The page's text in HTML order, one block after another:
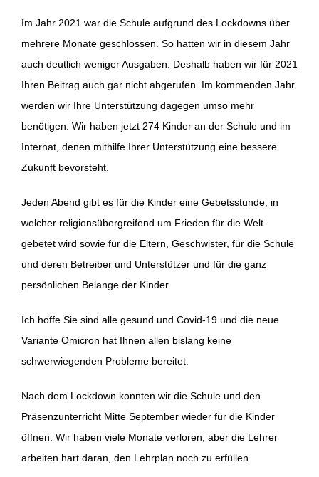
Im Jahr 2021 war die Schule aufgrund des Lockdowns über
mehrere Monate geschlossen. So hatten wir in diesem Jahr
auch deutlich weniger Ausgaben. Deshalb haben wir für 2021
Ihren Beitrag auch gar nicht abgerufen. Im kommenden Jahr
werden wir Ihre Unterstützung dagegen umso mehr
benötigen. Wir haben jetzt 274 Kinder an der Schule und im
Internat, denen mithilfe Ihrer Unterstützung eine bessere
Zukunft bevorsteht.
Jeden Abend gibt es für die Kinder eine Gebetsstunde, in
welcher religionsübergreifend um Frieden für die Welt
gebetet wird sowie für die Eltern, Geschwister, für die Schule
und deren Betreiber und Unterstützer und für die ganz
persönlichen Belange der Kinder.
Ich hoffe Sie sind alle gesund und Covid-19 und die neue
Variante Omicron hat Ihnen allen bislang keine
schwerwiegenden Probleme bereitet.
Nach dem Lockdown konnten wir die Schule und den
Präsenzunterricht Mitte September wieder für die Kinder
öffnen. Wir haben viele Monate verloren, aber die Lehrer
arbeiten hart daran, den Lehrplan noch zu erfüllen.